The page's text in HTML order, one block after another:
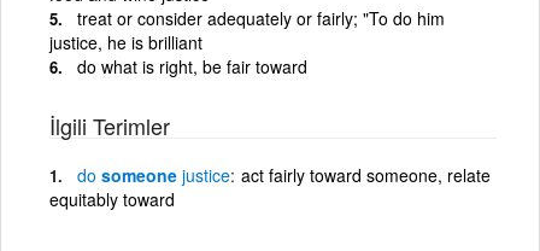
treat or consider adequately or fairly; "To do him
justice, he is brilliant
do what is right, be fair toward
İlgili Terimler
do someone justice act fairly toward someone, relate
equitably toward